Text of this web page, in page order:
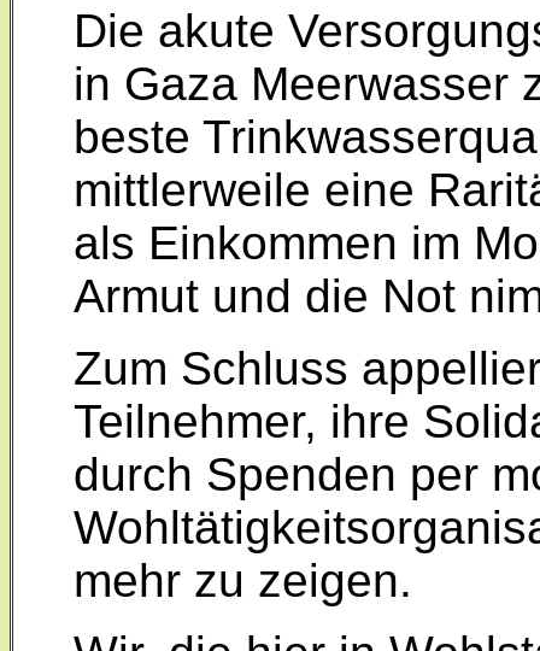
Die akute
in Gaza Meerwasser
beste
mittlerweile eine
als Einkommen im
Armut und die Not
Zum Schluss
Teilnehmer, ihre
durch Spenden per
mehr zu zeigen.